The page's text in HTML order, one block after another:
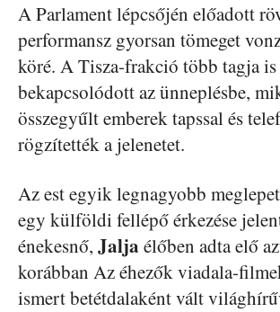
A Parlament lépcsőjén előadott
performansz gyorsan tömeget
köré. A Tisza-frakció több tagja is
bekapcsolódott az ünneplésbe,
összegyűlt emberek tapssal és
rögzítették a jelenetet.
Az est egyik legnagyobb
egy külföldi fellépő érkezése
énekesnő, Jalja élőben adta elő
korábban Az éhezők viadala-
ismert betétdalaként vált